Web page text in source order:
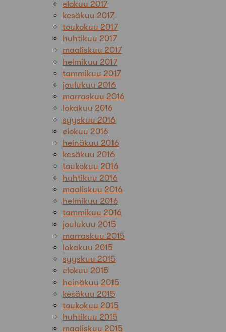
elokuu 2017
kesäkuu 2017
toukokuu 2017
huhtikuu 2017
maaliskuu 2017
helmikuu 2017
tammikuu 2017
joulukuu 2016
marraskuu 2016
lokakuu 2016
syyskuu 2016
elokuu 2016
heinäkuu 2016
kesäkuu 2016
toukokuu 2016
huhtikuu 2016
maaliskuu 2016
helmikuu 2016
tammikuu 2016
joulukuu 2015
marraskuu 2015
lokakuu 2015
syyskuu 2015
elokuu 2015
heinäkuu 2015
kesäkuu 2015
toukokuu 2015
huhtikuu 2015
maaliskuu 2015